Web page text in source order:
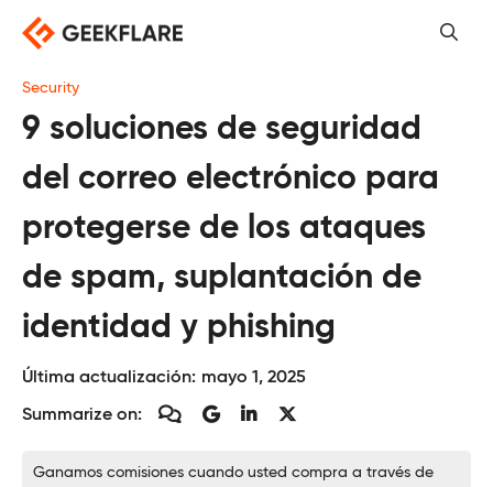
Saltar
contenido
Security
9 soluciones de seguridad
del correo electrónico para
protegerse de los ataques
de spam, suplantación de
identidad y phishing
Última actualización: mayo 1, 2025
Summarize on:
Ganamos comisiones cuando usted compra a través de